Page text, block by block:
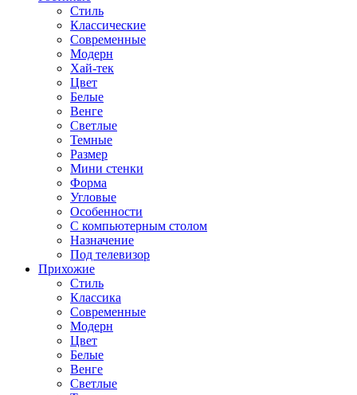
Стиль
Классические
Современные
Модерн
Хай-тек
Цвет
Белые
Венге
Светлые
Темные
Размер
Мини стенки
Форма
Угловые
Особенности
С компьютерным столом
Назначение
Под телевизор
Прихожие
Стиль
Классика
Современные
Модерн
Цвет
Белые
Венге
Светлые